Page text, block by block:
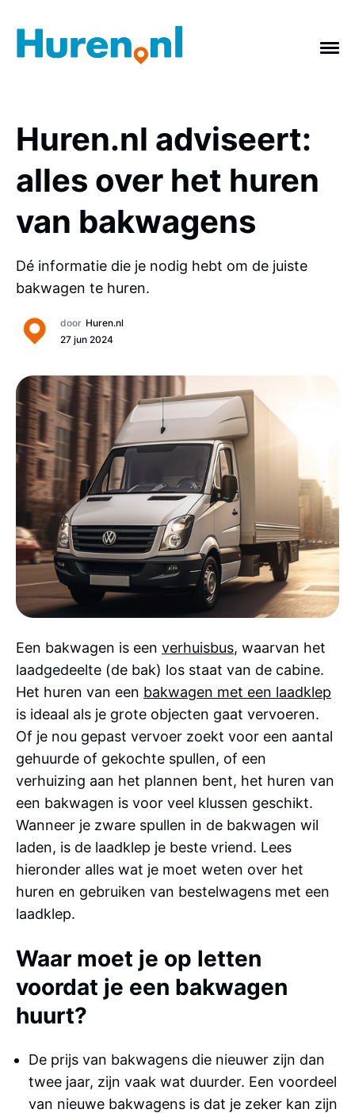
Huren.nl adviseert:
alles over het huren
van bakwagens
Dé informatie die je nodig hebt om de juiste
bakwagen te huren.
door Huren.nl
27 jun 2024
Een bakwagen is een verhuisbus, waarvan het
laadgedeelte (de bak) los staat van de cabine.
Het huren van een bakwagen met een laadklep
is ideaal als je grote objecten gaat vervoeren.
Of je nou gepast vervoer zoekt voor een aantal
gehuurde of gekochte spullen, of een
verhuizing aan het plannen bent, het huren van
een bakwagen is voor veel klussen geschikt.
Wanneer je zware spullen in de bakwagen wil
laden, is de laadklep je beste vriend. Lees
hieronder alles wat je moet weten over het
huren en gebruiken van bestelwagens met een
laadklep.
Waar moet je op letten
voordat je een bakwagen
huurt?
De prijs van bakwagens die nieuwer zijn dan
twee jaar, zijn vaak wat duurder. Een voordeel
van nieuwe bakwagens is dat je zeker kan zijn
Feestje Tuin Badkamer Keuken